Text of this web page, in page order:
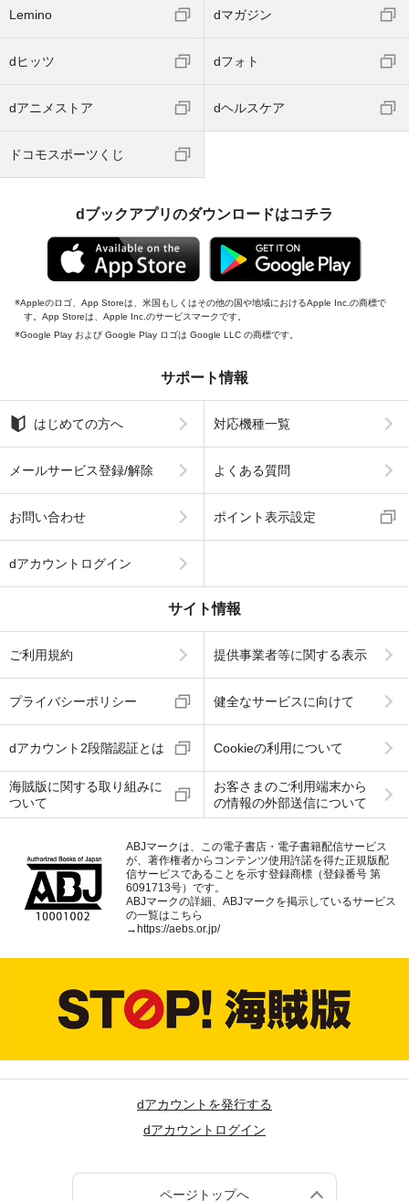
Lemino dマガジン
dヒッツ dフォト
dアニメストア dヘルスケア
ドコモスポーツくじ
dブックアプリのダウンロードはコチラ
Appleのロゴ、App Storeは、米国もしくはその他の国や地域におけるApple Inc.の商標で
す。App Storeは、Apple Inc.のサービスマークです。
Google Play および Google Play ロゴは Google LLC の商標です。
サポート情報
はじめての方へ 対応機種一覧
メールサービス登録/解除 よくある質問
お問い合わせ ポイント表示設定
dアカウントログイン
サイト情報
ご利用規約 提供事業者等に関する表示
プライバシーポリシー 健全なサービスに向けて
dアカウント2段階認証とは Cookieの利用について
海賊版に関する取り組みに
ついて
お客さまのご利用端末から
の情報の外部送信について
ABJマークは、この電子書店・電子書籍配信サービス
が、著作権者からコンテンツ使用許諾を得た正規版配
信サービスであることを示す登録商標（登録番号 第
6091713号）です。
ABJマークの詳細、ABJマークを掲示しているサービス
の一覧はこちら
→ https://aebs.or.jp/
dアカウントを発行する
dアカウントログイン
ページトップへ